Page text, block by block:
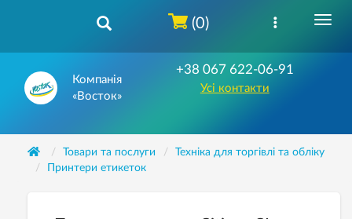
Компанія
«Восток»
+38 067 622-06-91
Усі контакти
(0)
Товари та послуги
Техніка для торгівлі та обліку
Принтери етикеток